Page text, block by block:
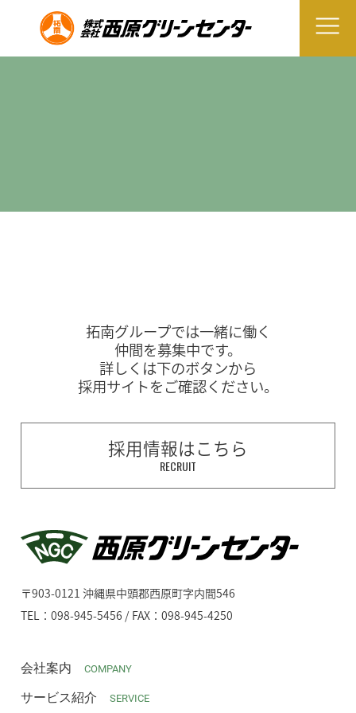
拓南グループでは一緒に働く
仲間を募集中です。
詳しくは下のボタンから
採用サイトをご確認ください。
採用情報はこちら
RECRUIT
〒903-0121 沖縄県中頭郡西原町字内間546
TEL：098-945-5456 / FAX：098-945-4250
会社案内 COMPANY
サービス紹介 SERVICE